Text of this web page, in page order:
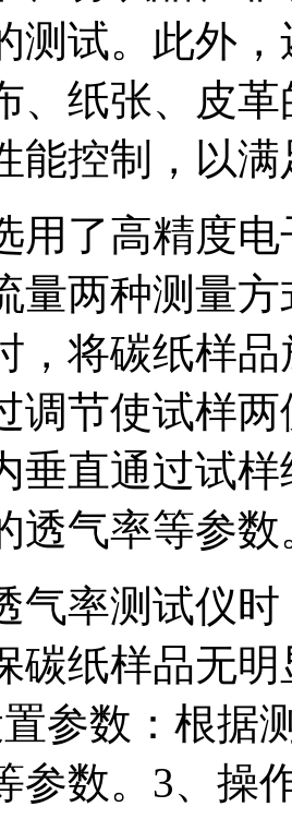
测试。此外
、纸张、皮
能控制，以
用了高精度
量两种测量
，将碳纸样
调节使试样
垂直通过试
透气率等参数
气率测试仪
碳纸样品无
参数：根据
参数。3、操